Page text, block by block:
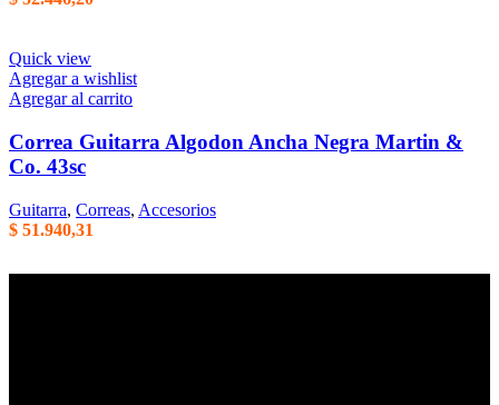
Quick view
Agregar a wishlist
Agregar al carrito
Correa Guitarra Algodon Ancha Negra Martin &
Co. 43sc
Guitarra, Correas, Accesorios
$ 51.940,31